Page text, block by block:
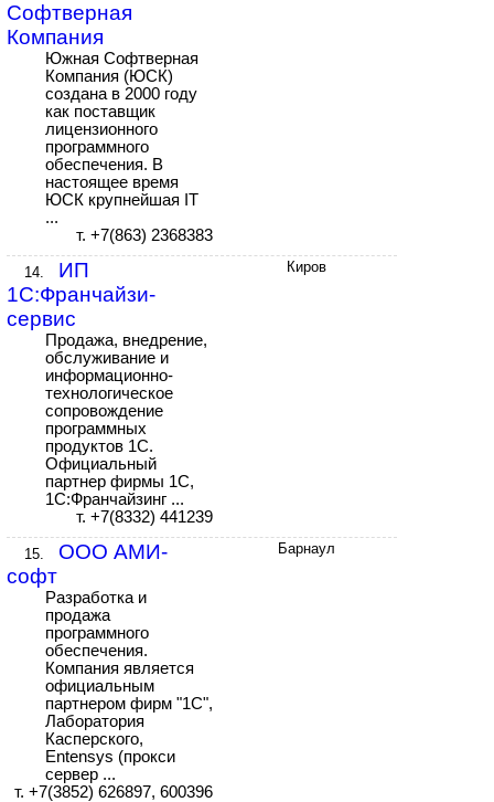
Софтверная
Компания
Южная Софтверная
Компания (ЮСК)
создана в 2000 году
как поставщик
лицензионного
программного
обеспечения. В
настоящее время
ЮСК крупнейшая IT
...
т. +7(863) 2368383
14.
ИП
1С:Франчайзи-
сервис
Продажа, внедрение,
обслуживание и
информационно-
технологическое
сопровождение
программных
продуктов 1С.
Официальный
партнер фирмы 1С,
1С:Франчайзинг ...
т. +7(8332) 441239
Киров
15.
ООО АМИ-
софт
Разработка и
продажа
программного
обеспечения.
Компания является
официальным
партнером фирм "1С",
Лаборатория
Касперского,
Entensys (прокси
сервер ...
т. +7(3852) 626897, 600396
Барнаул